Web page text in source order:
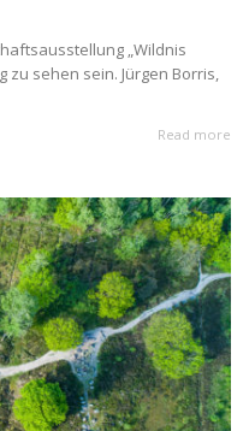
„Wildnis
zu sehen sein. Jürgen Borris,
Read more